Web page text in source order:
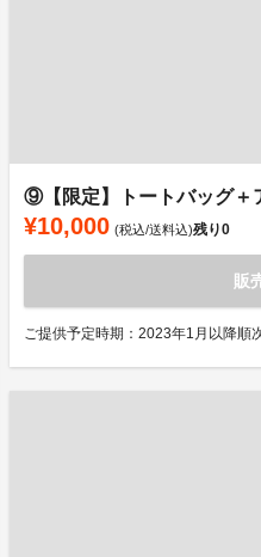
⑨【限定】トートバッグ＋
¥10,000 (税込/送料込)残り0
販
ご提供予定時期：2023年1月以降順